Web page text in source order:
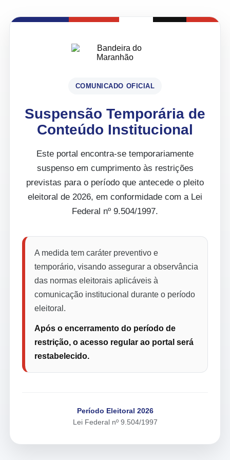
COMUNICADO OFICIAL
Suspensão Temporária de
Conteúdo Institucional
Este portal encontra-se temporariamente
suspenso em cumprimento às restrições
previstas para o período que antecede o pleito
eleitoral de 2026, em conformidade com a Lei
Federal nº 9.504/1997.
A medida tem caráter preventivo e
temporário, visando assegurar a observância
das normas eleitorais aplicáveis à
comunicação institucional durante o período
eleitoral.
Após o encerramento do período de
restrição, o acesso regular ao portal será
restabelecido.
Período Eleitoral 2026
Lei Federal nº 9.504/1997